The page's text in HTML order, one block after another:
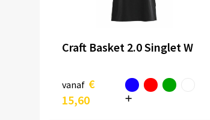
Craft Basket 2.0 Singlet W
vanaf €
15,60